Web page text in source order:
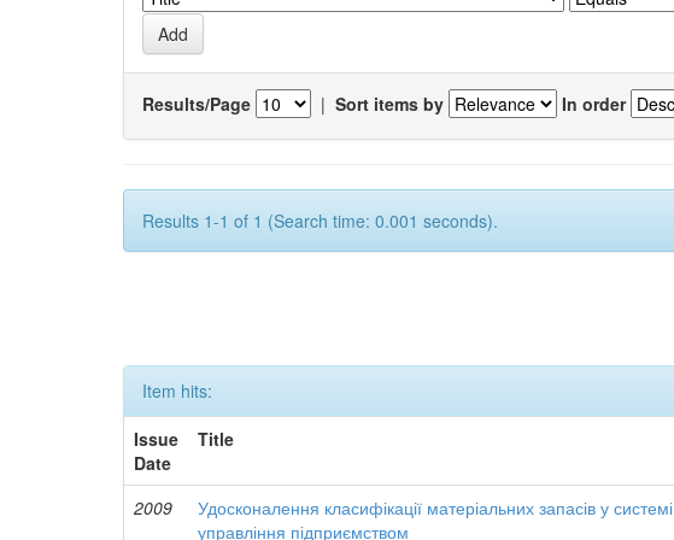
Results/Page | Sort items by In order
Results 1-1 of 1 (Search time: 0.001 seconds).
Item hits:
Issue
Date
Title
2009
Удосконалення класифікації матеріальних запасів у системі
управління підприємством